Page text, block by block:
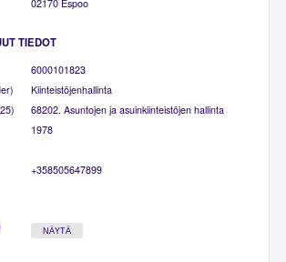
02170 Espoo
TIEDOT
6000101823
Kiinteistöjenhallinta
68202. Asuntojen ja asuinkiinteistöjen hallinta
1978
+358505647899
NÄYTÄ